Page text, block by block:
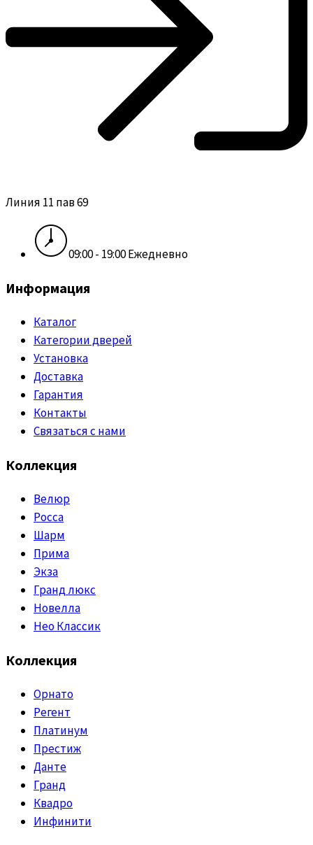
Линия 11 пав 69
09:00 - 19:00 Ежедневно
Информация
Каталог
Категории дверей
Установка
Доставка
Гарантия
Контакты
Связаться с нами
Коллекция
Велюр
Росса
Шарм
Прима
Экза
Гранд люкс
Новелла
Нео Классик
Коллекция
Орнато
Регент
Платинум
Престиж
Данте
Гранд
Квадро
Инфинити